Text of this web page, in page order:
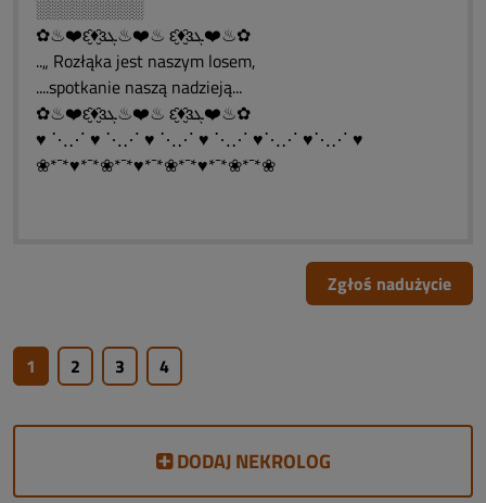
░░░░░░░░░
✿♨❤️ԑ̮̑♦̮̑ɜܓ♨❤️♨ ԑ̮̑♦̮̑ɜܓ❤️♨✿
..„ Rozłąka jest naszym losem,
....spotkanie naszą nadzieją...
✿♨❤️ԑ̮̑♦̮̑ɜܓ♨❤️♨ ԑ̮̑♦̮̑ɜܓ❤️♨✿
♥ ⋱⋰ ♥ ⋱⋰ ♥ ⋱⋰ ♥ ⋱⋰ ♥⋱⋰ ♥⋱⋰ ♥
❀*¯*♥*¯*❀*¯*♥*¯*❀*¯*♥*¯*❀*¯*❀
Zgłoś nadużycie
1 2 3 4
DODAJ NEKROLOG